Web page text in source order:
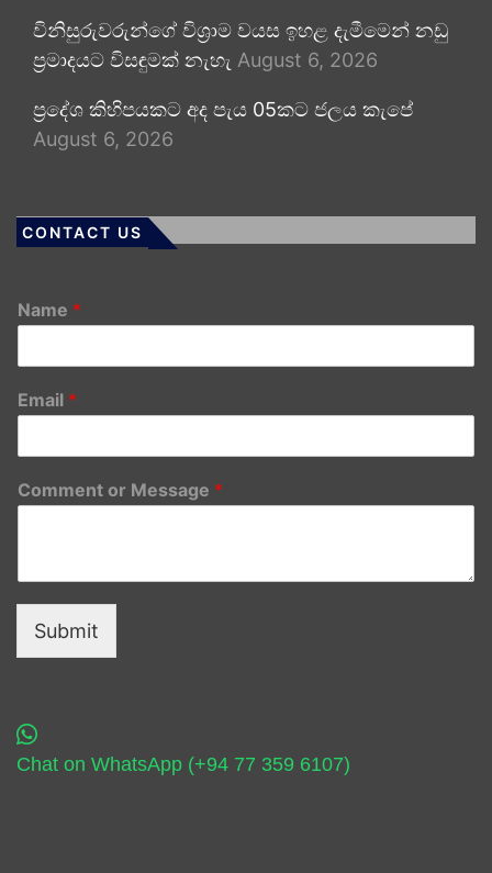
විනිසුරුවරුන්ගේ විශ්‍රාම වයස ඉහළ දැමීමෙන් නඩු
ප්‍රමාදයට විසඳුමක් නැහැ August 6, 2026
ප්‍රදේශ කිහිපයකට අද පැය 05කට ජලය කැපේ
August 6, 2026
CONTACT US
Name *
Email *
Comment or Message *
Submit
Chat on WhatsApp (+94 77 359 6107)